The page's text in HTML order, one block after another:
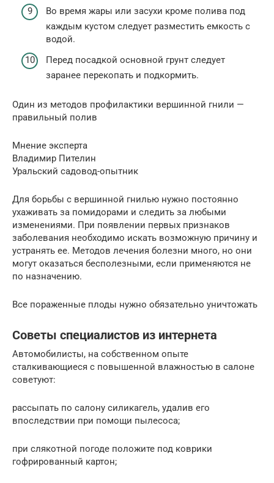
Во время жары или засухи кроме полива под
каждым кустом следует разместить емкость с
водой.
Перед посадкой основной грунт следует
заранее перекопать и подкормить.
Один из методов профилактики вершинной гнили —
правильный полив
Мнение эксперта
Владимир Пителин
Уральский садовод-опытник
Для борьбы с вершинной гнилью нужно постоянно
ухаживать за помидорами и следить за любыми
изменениями. При появлении первых признаков
заболевания необходимо искать возможную причину и
устранять ее. Методов лечения болезни много, но они
могут оказаться бесполезными, если применяются не
по назначению.
Все пораженные плоды нужно обязательно уничтожать
Советы специалистов из интернета
Автомобилисты, на собственном опыте
сталкивающиеся с повышенной влажностью в салоне
советуют:
рассыпать по салону силикагель, удалив его
впоследствии при помощи пылесоса;
при слякотной погоде положите под коврики
гофрированный картон;